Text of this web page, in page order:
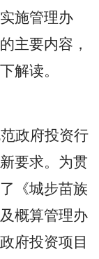
施管理办
主要内容，
解读。
政府投资行
要求。为贯
《城步苗族
概算管理办
府投资项目